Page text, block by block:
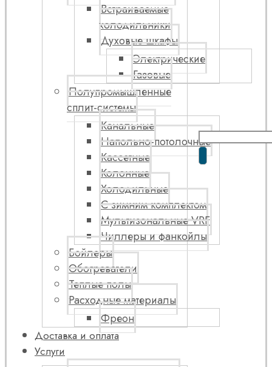
Встраиваемые
холодильники
Духовые шкафы
Электрические
Газовые
Полупромышленные
сплит-системы
Канальные
Напольно-потолочные
Кассетные
Колонные
Холодильные
С зимним комплектом
Мультизональные VRF
Чиллеры и фанкойлы
Бойлеры
Обогреватели
Теплые полы
Расходные материалы
Фреон
Доставка и оплата
Услуги